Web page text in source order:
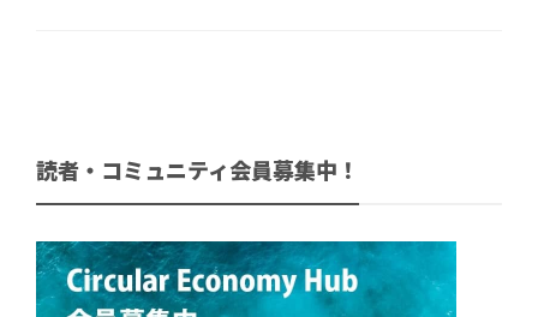
読者・コミュニティ会員募集中！